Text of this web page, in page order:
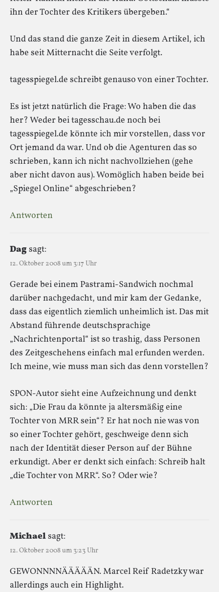
ihn der Tochter des Kritikers übergeben.“
Und das stand die ganze Zeit in diesem Artikel, ich
habe seit Mitternacht die Seite verfolgt.
tagesspiegel.de schreibt genauso von einer Tochter.
Es ist jetzt natürlich die Frage: Wo haben die das
her? Weder bei tagesschau.de noch bei
tagesspiegel.de könnte ich mir vorstellen, dass vor
Ort jemand da war. Und ob die Agenturen das so
schrieben, kann ich nicht nachvollziehen (gehe
aber nicht davon aus). Womöglich haben beide bei
„Spiegel Online“ abgeschrieben?
Antworten
Dagsagt:
12. Oktober 2008 um 3:17 Uhr
Gerade bei einem Pastrami-Sandwich nochmal
darüber nachgedacht, und mir kam der Gedanke,
dass das eigentlich ziemlich unheimlich ist. Das mit
Abstand führende deutschsprachige
„Nachrichtenportal“ ist so trashig, dass Personen
des Zeitgeschehens einfach mal erfunden werden.
Ich meine, wie muss man sich das denn vorstellen?
SPON-Autor sieht eine Aufzeichnung und denkt
sich: „Die Frau da könnte ja altersmäßig eine
Tochter von MRR sein“? Er hat noch nie was von
so einer Tochter gehört, geschweige denn sich
nach der Identität dieser Person auf der Bühne
erkundigt. Aber er denkt sich einfach: Schreib halt
„die Tochter von MRR“. So? Oder wie?
Antworten
Michaelsagt:
12. Oktober 2008 um 3:23 Uhr
GEWONNNNÄÄÄÄÄN. Marcel Reif Radetzky war
allerdings auch ein Highlight.